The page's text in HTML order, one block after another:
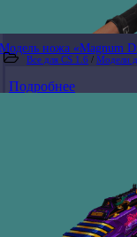
Модель ножа «Magnum
Все для CS 1.6 / Модели
Подробнее